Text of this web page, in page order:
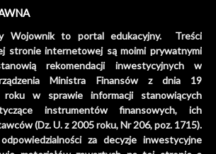
Wojownik to portal edukacyjny. Treści
stronie internetowej są moimi prywatnymi
rekomendacji inwestycyjnych w
Ministra Finansów z dnia 19
roku w sprawie informacji stanowiących
instrumentów finansowych, ich
(Dz. U. z 2005 roku, Nr 206, poz. 1715).
za decyzje inwestycyjne